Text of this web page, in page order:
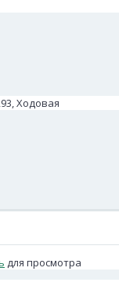
Ходовая
для просмотра